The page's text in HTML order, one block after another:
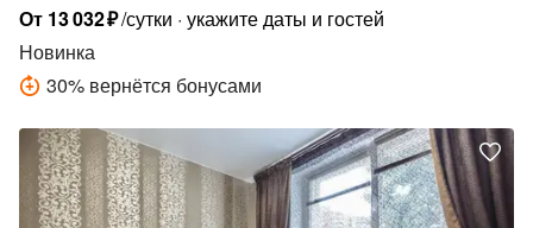
От 13032₽/сутки укажите даты и гостей
Новинка
30% вернётся бонусами